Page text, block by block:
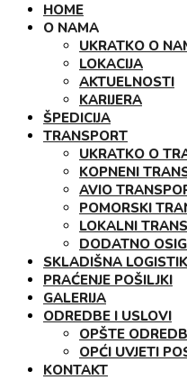
HOME
O NAMA
UKRATKO O
LOKACIJA
AKTUELNOSTI
KARIJERA
ŠPEDICIJA
TRANSPORT
UKRATKO O
KOPNENI
AVIO
POMORSKI
LOKALNI
DODATNO
SKLADIŠNA
PRAĆENJE POŠILJKI
GALERIJA
ODREDBE I USLOVI
OPŠTE
OPĆI UVJETI
KONTAKT